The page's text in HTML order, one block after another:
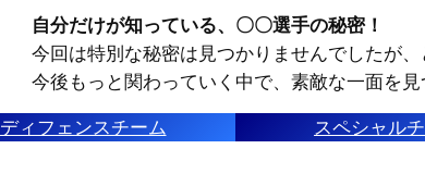
自分だけが知っている、〇〇選手の秘密！
今回は特別な秘密は見つかりませんでしたが
今後もっと関わっていく中で、素敵な一面を見
ディフェンスチーム スペシャル